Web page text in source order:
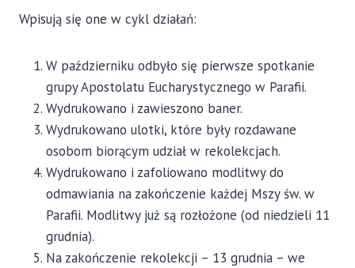
Wpisują się one w cykl działań:
W październiku odbyło się pierwsze spotkanie
grupy Apostolatu Eucharystycznego w Parafii.
Wydrukowano i zawieszono baner.
Wydrukowano ulotki, które były rozdawane
osobom biorącym udział w rekolekcjach.
Wydrukowano i zafoliowano modlitwy do
odmawiania na zakończenie każdej Mszy św. w
Parafii. Modlitwy już są rozłożone (od niedzieli 11
grudnia).
Na zakończenie rekolekcji – 13 grudnia – we